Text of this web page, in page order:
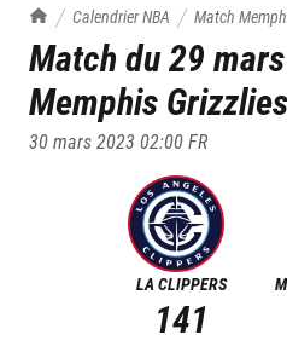
TrashTalk Actu NBA
Calendrier NBA Match
29/03/2023
Match du29
Memphis Grizzlies
30 mars 2023 02:00FR
LA CLIPPERS
141